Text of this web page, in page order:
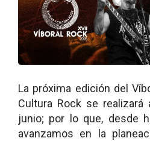
La próxima edición del
Cultura Rock se
junio; por lo que, desde
avanzamos en la